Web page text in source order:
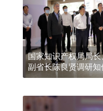
国家知识产权局局
副省长陈良贤调研知